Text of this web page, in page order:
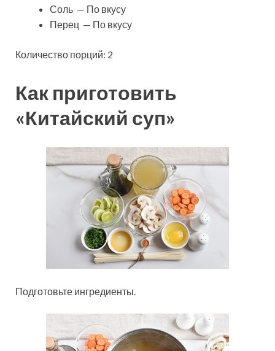
Соль — По вкусу
Перец — По вкусу
Количество порций: 2
Как приготовить
«Китайский суп»
Подготовьте ингредиенты.